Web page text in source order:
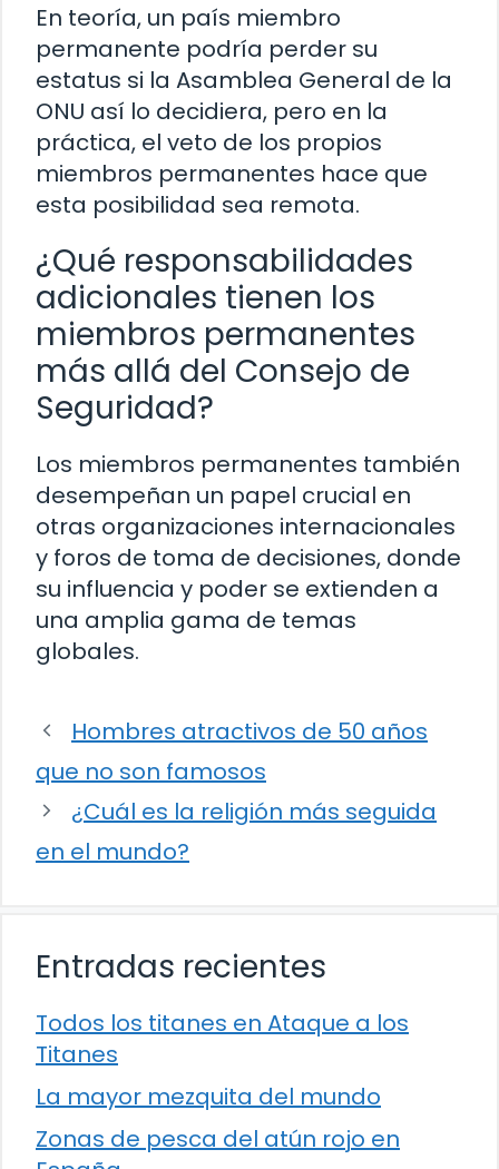
En teoría, un país miembro
permanente podría perder su
estatus si la Asamblea General de la
ONU así lo decidiera, pero en la
práctica, el veto de los propios
miembros permanentes hace que
esta posibilidad sea remota.
¿Qué responsabilidades
adicionales tienen los
miembros permanentes
más allá del Consejo de
Seguridad?
Los miembros permanentes también
desempeñan un papel crucial en
otras organizaciones internacionales
y foros de toma de decisiones, donde
su influencia y poder se extienden a
una amplia gama de temas
globales.
Hombres atractivos de 50 años
que no son famosos
¿Cuál es la religión más seguida
en el mundo?
Entradas recientes
Todos los titanes en Ataque a los
Titanes
La mayor mezquita del mundo
Zonas de pesca del atún rojo en